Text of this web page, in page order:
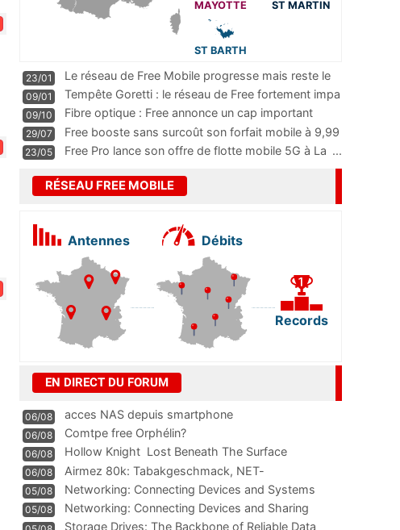
MAYOTTE ST MARTIN
ST BARTH
23/01
Le réseau de Free Mobile progresse mais reste le
m
...
09/01
Tempête Goretti : le réseau de Free fortement impa
09/10
Fibre optique : Free annonce un cap important
pass
...
29/07
Free booste sans surcoût son forfait mobile à 9,99
23/05 Free Pro lance son offre de flotte mobile 5G à La ...
RÉSEAU FREE MOBILE
Antennes Débits
Records
EN DIRECT DU FORUM
06/08 acces NAS depuis smartphone
06/08 Comtpe free Orphélin?
06/08 Hollow Knight  Lost Beneath The Surface
06/08
Airmez 80k: Tabakgeschmack, NET-
Technologie und Leistung im
05/08 Networking: Connecting Devices and Systems
05/08
Networking: Connecting Devices and Sharing
Information
Storage Drives: The Backbone of Reliable Data